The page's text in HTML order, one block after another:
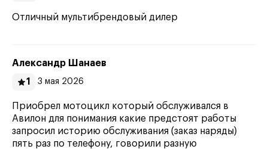
Отличный мультибрендовый дилер
Александр Шанаев
1
3 мая 2026
Приобрел мотоцикл который обслуживался в
Авилон для понимания какие предстоят работы
запросил историю обслуживания (заказ наряды)
пять раз по телефону, говорили разную